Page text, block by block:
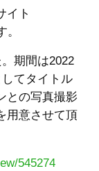
イト
期間は2022
てタイトル
との写真撮影
用意させて頂
545274